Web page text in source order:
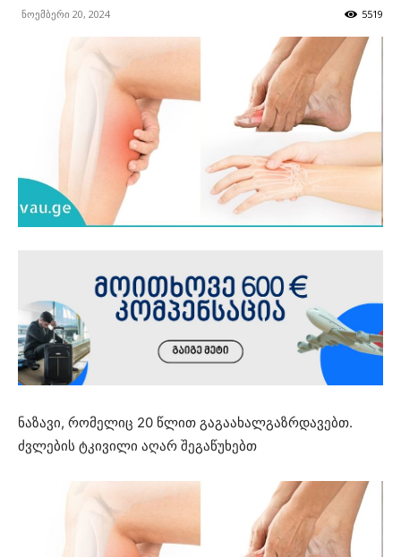
ნოემბერი 20, 2024 5519
ნაზავი, რომელიც 20 წლით გაგაახალგაზრდავებთ.
ძვლების ტკივილი აღარ შეგაწუხებთ